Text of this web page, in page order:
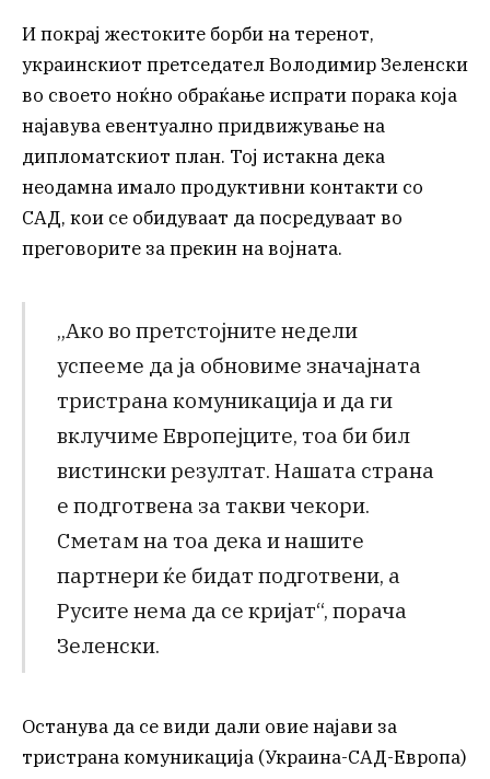
И покрај жестоките борби на теренот,
украинскиот претседател Володимир Зеленски
во своето ноќно обраќање испрати порака која
најавува евентуално придвижување на
дипломатскиот план. Тој истакна дека
неодамна имало продуктивни контакти со
САД, кои се обидуваат да посредуваат во
преговорите за прекин на војната.
„Ако во претстојните недели
успееме да ја обновиме значајната
тристрана комуникација и да ги
вклучиме Европејците, тоа би бил
вистински резултат. Нашата страна
е подготвена за такви чекори.
Сметам на тоа дека и нашите
партнери ќе бидат подготвени, а
Русите нема да се кријат“, порача
Зеленски.
Останува да се види дали овие најави за
тристрана комуникација (Украина-САД-Европа)